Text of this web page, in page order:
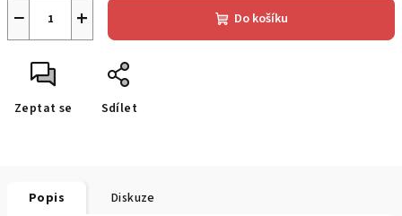
+
− Do košíku
Zeptat se Sdílet
Popis Diskuze